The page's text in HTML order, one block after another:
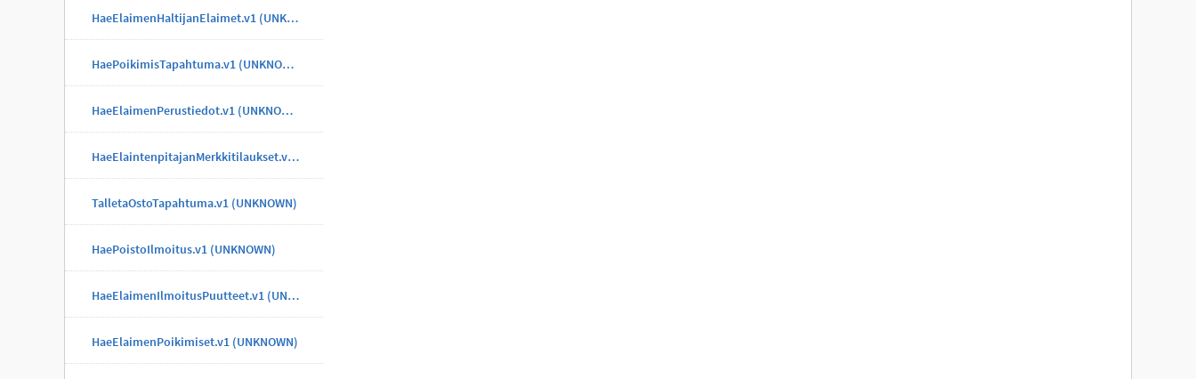
HaeElaimenHaltijanElaimet.v1 (UNKNOWN)
HaePoikimisTapahtuma.v1 (UNKNOWN)
HaeElaimenPerustiedot.v1 (UNKNOWN)
HaeElaintenpitajanMerkkitilaukset.v1 (UNKNOWN)
TalletaOstoTapahtuma.v1 (UNKNOWN)
HaePoistoIlmoitus.v1 (UNKNOWN)
HaeElaimenIlmoitusPuutteet.v1 (UNKNOWN)
HaeElaimenPoikimiset.v1 (UNKNOWN)